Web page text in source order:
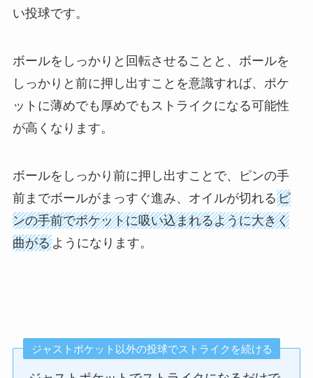
い投球です。
ボールをしっかりと回転させることと、ボールを
しっかりと前に押し出すことを意識すれば、ポケ
ットに薄めでも厚めでもストライクになる可能性
が高くなります。
ボールをしっかり前に押し出すことで、ピンの手
前までボールがまっすぐ進み、オイルが切れるピ
ンの手前でポケットに吸い込まれるように大きく
曲がるようになります。
ジャストポケット以外の投球でストライクを続ける